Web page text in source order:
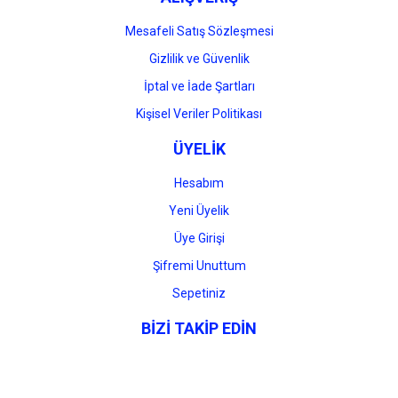
Mesafeli Satış Sözleşmesi
Gizlilik ve Güvenlik
İptal ve İade Şartları
Kişisel Veriler Politikası
ÜYELİK
Hesabım
Yeni Üyelik
Üye Girişi
Şifremi Unuttum
Sepetiniz
BİZİ TAKİP EDİN